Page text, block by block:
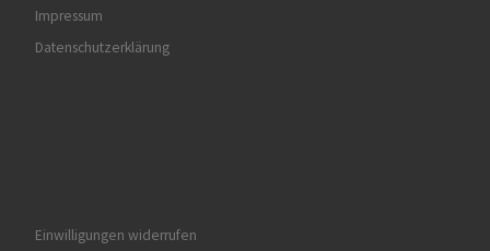
Impressum
Datenschutzerklärung
Einwilligungen widerrufen